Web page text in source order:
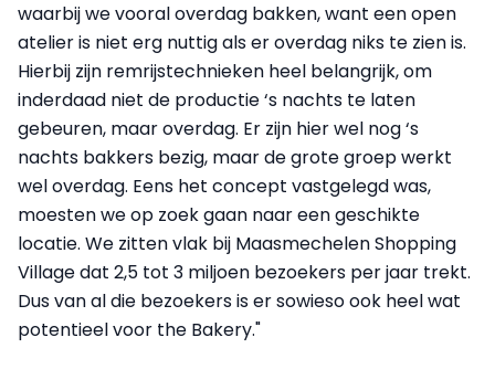
waarbij we vooral overdag bakken, want een open
atelier is niet erg nuttig als er overdag niks te zien is.
Hierbij zijn remrijstechnieken heel belangrijk, om
inderdaad niet de productie ‘s nachts te laten
gebeuren, maar overdag. Er zijn hier wel nog ‘s
nachts bakkers bezig, maar de grote groep werkt
wel overdag. Eens het concept vastgelegd was,
moesten we op zoek gaan naar een geschikte
locatie. We zitten vlak bij Maasmechelen Shopping
Village dat 2,5 tot 3 miljoen bezoekers per jaar trekt.
Dus van al die bezoekers is er sowieso ook heel wat
potentieel voor the Bakery."